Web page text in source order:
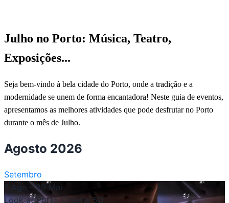
Julho no Porto: Música, Teatro,
Exposições...
Seja bem-vindo à bela cidade do Porto, onde a tradição e a
modernidade se unem de forma encantadora! Neste guia de eventos,
apresentamos as melhores atividades que pode desfrutar no Porto
durante o mês de Julho.
Agosto 2026
Setembro
7 Ago - 29 Mai
Look at Porto Cinema 5D